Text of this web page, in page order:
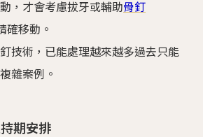
，才會考慮拔牙或輔助骨釘
確移動。
技術，已能處理越來越多過去只能
雜案例。
期安排